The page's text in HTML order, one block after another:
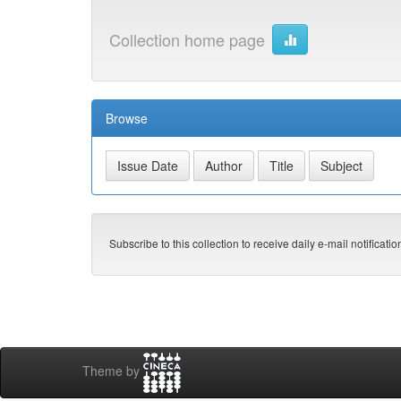
Collection home page
Browse
Subscribe to this collection to receive daily e-mail
Theme by